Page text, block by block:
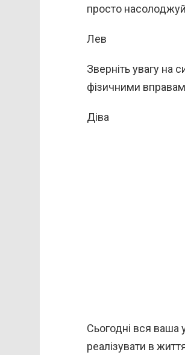
просто
Лев
Зверніть увагу на
фізичними
Діва
Сьогодні вся ваша
реалізувати в